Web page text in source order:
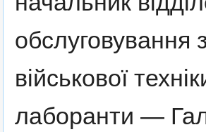
обслуговування
військової
лаборанти —